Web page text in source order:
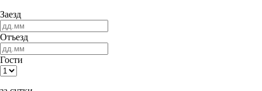
Заезд
Отъезд
Гости